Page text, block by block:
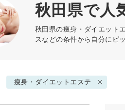
秋田県で人
秋田県の痩身・ダイエット
スなどの条件から自分にピ
痩身・ダイエットエステ